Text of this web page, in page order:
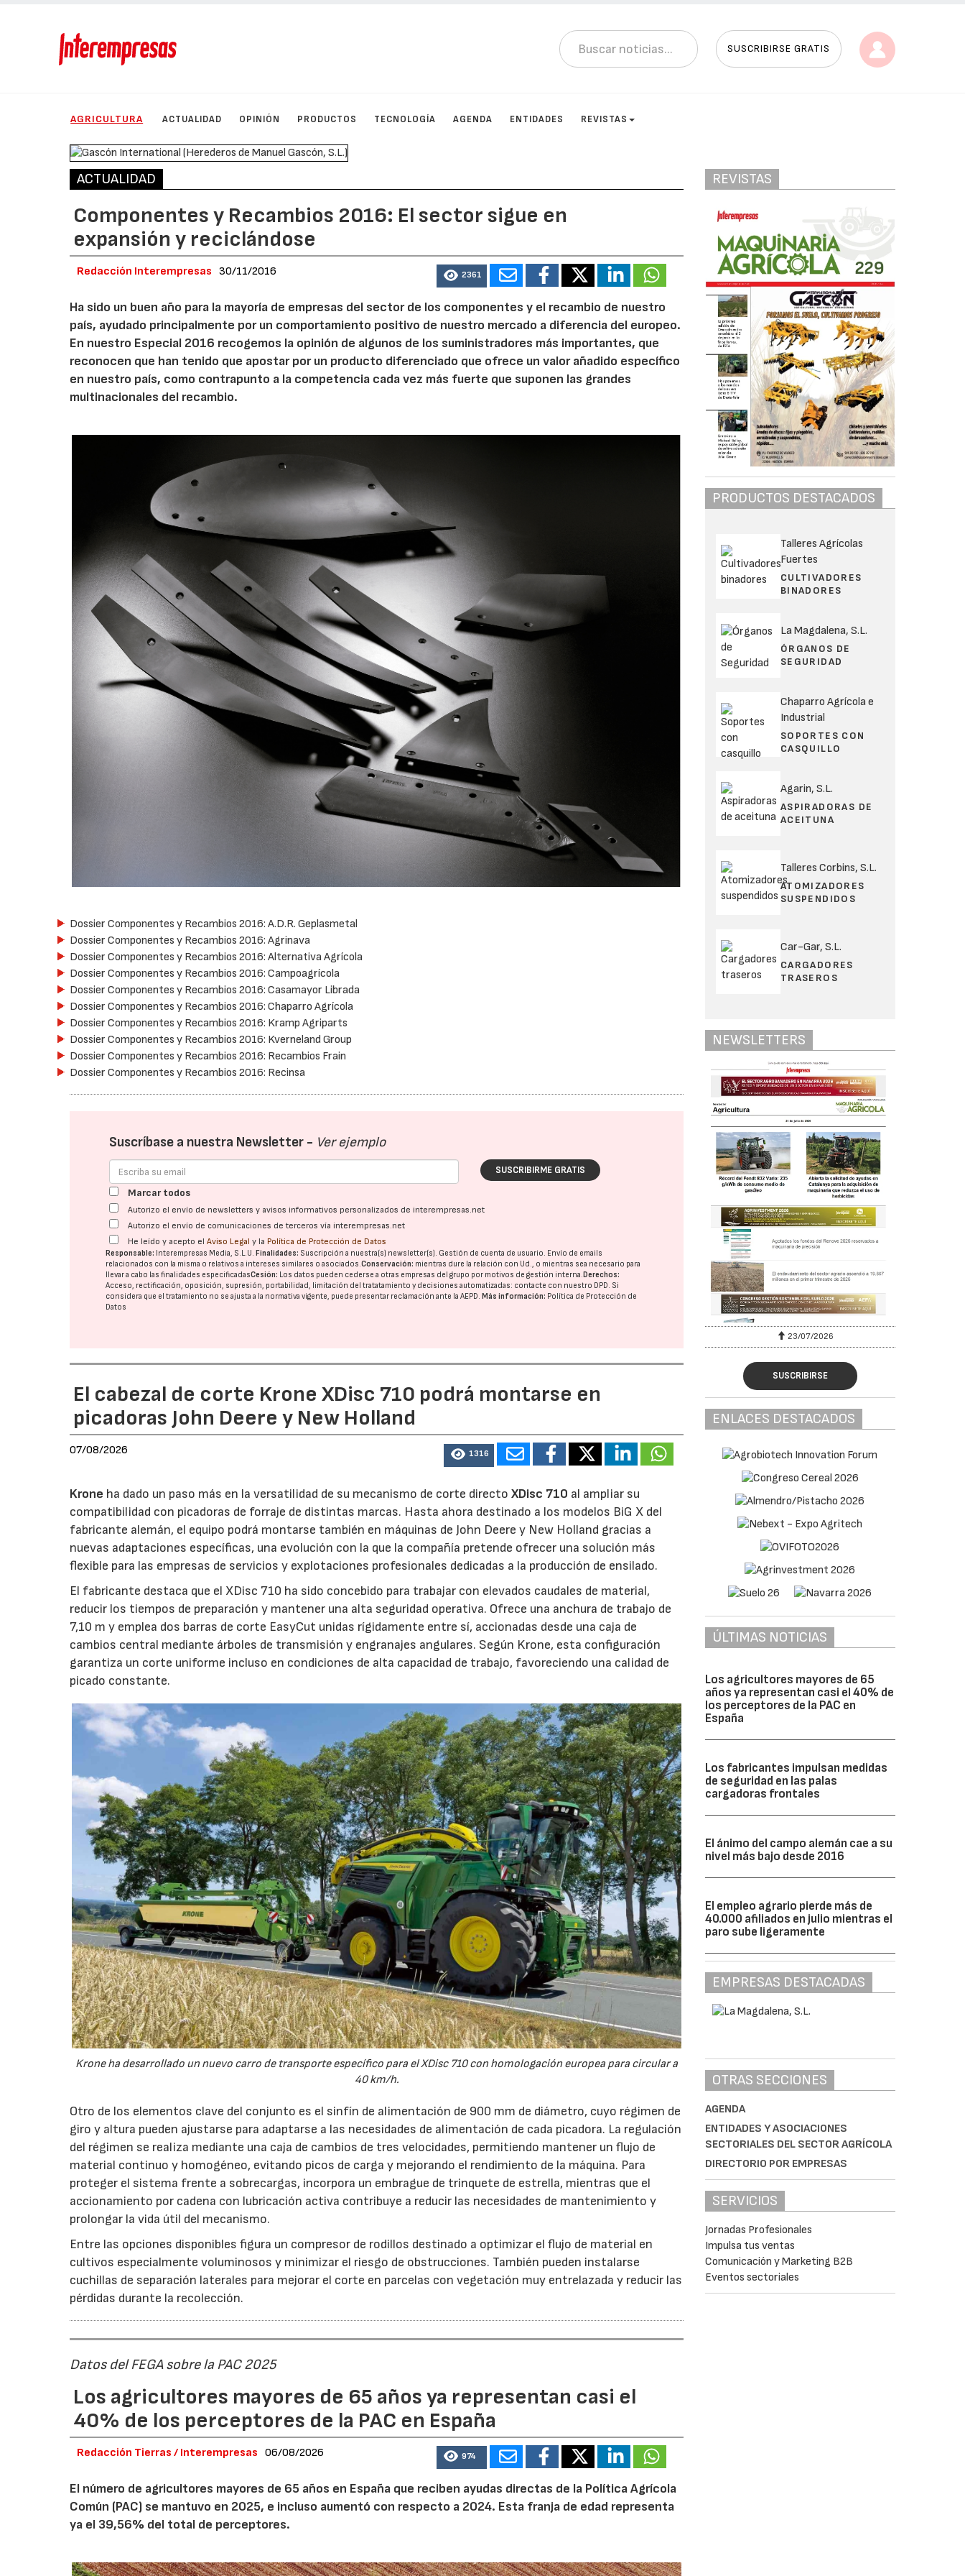
SUSCRIBIRSE GRATIS
AGRICULTURA ACTUALIDAD OPINIÓN PRODUCTOS TECNOLOGÍA AGENDA ENTIDADES REVISTAS
ACTUALIDAD
Componentes y Recambios 2016: El sector sigue en
expansión y reciclándose
Redacción Interempresas 30/11/2016 2361
Ha sido un buen año para la mayoría de empresas del sector de los componentes y el recambio de nuestro
país, ayudado principalmente por un comportamiento positivo de nuestro mercado a diferencia del europeo.
En nuestro Especial 2016 recogemos la opinión de algunos de los suministradores más importantes, que
reconocen que han tenido que apostar por un producto diferenciado que ofrece un valor añadido específico
en nuestro país, como contrapunto a la competencia cada vez más fuerte que suponen las grandes
multinacionales del recambio.
Dossier Componentes y Recambios 2016: A.D.R. Geplasmetal
Dossier Componentes y Recambios 2016: Agrinava
Dossier Componentes y Recambios 2016: Alternativa Agrícola
Dossier Componentes y Recambios 2016: Campoagrícola
Dossier Componentes y Recambios 2016: Casamayor Librada
Dossier Componentes y Recambios 2016: Chaparro Agrícola
Dossier Componentes y Recambios 2016: Kramp Agriparts
Dossier Componentes y Recambios 2016: Kverneland Group
Dossier Componentes y Recambios 2016: Recambios Frain
Dossier Componentes y Recambios 2016: Recinsa
Suscríbase a nuestra Newsletter - Ver ejemplo
SUSCRIBIRME GRATIS
Marcar todos
Autorizo el envío de newsletters y avisos informativos personalizados de interempresas.net
Autorizo el envío de comunicaciones de terceros vía interempresas.net
He leído y acepto elAviso Legal y la Política de Protección de Datos
Responsable: Interempresas Media, S.L.U. Finalidades: Suscripción a nuestra(s) newsletter(s). Gestión de cuenta de usuario. Envío de emails
relacionados con la misma o relativos a intereses similares o asociados.Conservación: mientras dure la relación con Ud., o mientras sea necesario para
llevar a cabo las finalidades especificadasCesión: Los datos pueden cederse a otras empresas del grupo por motivos de gestión interna. Derechos:
Acceso, rectificación, oposición, supresión, portabilidad, limitación del tratatamiento y decisiones automatizadas: contacte con nuestro DPD. Si
considera que el tratamiento no se ajusta a la normativa vigente, puede presentar reclamación ante laAEPD. Más información: Política de Protección de
Datos
El cabezal de corte Krone XDisc 710 podrá montarse en
picadoras John Deere y New Holland
07/08/2026 1316
Krone ha dado un paso más en la versatilidad de su mecanismo de corte directoXDisc 710 al ampliar su
compatibilidad con picadoras de forraje de distintas marcas. Hasta ahora destinado a los modelos BiG X del
fabricante alemán, el equipo podrá montarse también en máquinas de John Deere y New Holland gracias a
nuevas adaptaciones específicas, una evolución con la que la compañía pretende ofrecer una solución más
flexible para las empresas de servicios y explotaciones profesionales dedicadas a la producción de ensilado.
El fabricante destaca que el XDisc 710 ha sido concebido para trabajar con elevados caudales de material,
reducir los tiempos de preparación y mantener una alta seguridad operativa. Ofrece una anchura de trabajo de
7,10 m y emplea dos barras de corte EasyCut unidas rígidamente entre sí, accionadas desde una caja de
cambios central mediante árboles de transmisión y engranajes angulares. Según Krone, esta configuración
garantiza un corte uniforme incluso en condiciones de alta capacidad de trabajo, favoreciendo una calidad de
picado constante.
Krone ha desarrollado un nuevo carro de transporte específico para el XDisc 710 con homologación europea para circular a
40 km/h.
Otro de los elementos clave del conjunto es el sinfín de alimentación de 900 mm de diámetro, cuyo régimen de
giro y altura pueden ajustarse para adaptarse a las necesidades de alimentación de cada picadora. La regulación
del régimen se realiza mediante una caja de cambios de tres velocidades, permitiendo mantener un flujo de
material continuo y homogéneo, evitando picos de carga y mejorando el rendimiento de la máquina. Para
proteger el sistema frente a sobrecargas, incorpora un embrague de trinquete de estrella, mientras que el
accionamiento por cadena con lubricación activa contribuye a reducir las necesidades de mantenimiento y
prolongar la vida útil del mecanismo.
Entre las opciones disponibles figura un compresor de rodillos destinado a optimizar el flujo de material en
cultivos especialmente voluminosos y minimizar el riesgo de obstrucciones. También pueden instalarse
cuchillas de separación laterales para mejorar el corte en parcelas con vegetación muy entrelazada y reducir las
pérdidas durante la recolección.
Datos del FEGA sobre la PAC 2025
Los agricultores mayores de 65 años ya representan casi el
40% de los perceptores de la PAC en España
Redacción Tierras / Interempresas 06/08/2026 974
El número de agricultores mayores de 65 años en España que reciben ayudas directas de la Política Agrícola
Común (PAC) se mantuvo en 2025, e incluso aumentó con respecto a 2024. Esta franja de edad representa
ya el 39,56% del total de perceptores.
REVISTAS
PRODUCTOS DESTACADOS
Talleres Agrícolas
Fuertes
CULTIVADORES
BINADORES
La Magdalena, S.L.
ÓRGANOS DE
SEGURIDAD
Chaparro Agrícola e
Industrial
SOPORTES CON
CASQUILLO
Agarin, S.L.
ASPIRADORAS DE
ACEITUNA
Talleres Corbins, S.L.
ATOMIZADORES
SUSPENDIDOS
Car-Gar, S.L.
CARGADORES
TRASEROS
NEWSLETTERS
23/07/2026
SUSCRIBIRSE
ENLACES DESTACADOS
ÚLTIMAS NOTICIAS
Los agricultores mayores de 65
años ya representan casi el 40% de
los perceptores de la PAC en
España
Los fabricantes impulsan medidas
de seguridad en las palas
cargadoras frontales
El ánimo del campo alemán cae a su
nivel más bajo desde 2016
El empleo agrario pierde más de
40.000 afiliados en julio mientras el
paro sube ligeramente
EMPRESAS DESTACADAS
OTRAS SECCIONES
AGENDA
ENTIDADES Y ASOCIACIONES
SECTORIALES DEL SECTOR AGRÍCOLA
DIRECTORIO POR EMPRESAS
SERVICIOS
Jornadas Profesionales
Impulsa tus ventas
Comunicación y Marketing B2B
Eventos sectoriales